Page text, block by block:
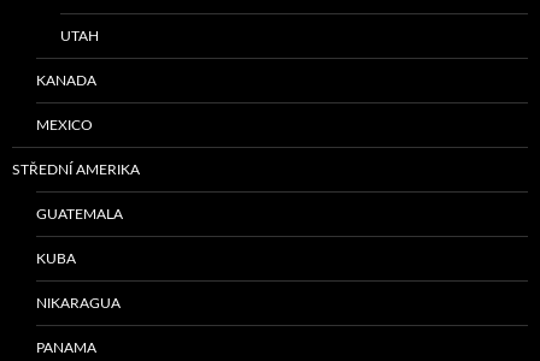
UTAH
KANADA
MEXICO
STŘEDNÍ AMERIKA
GUATEMALA
KUBA
NIKARAGUA
PANAMA